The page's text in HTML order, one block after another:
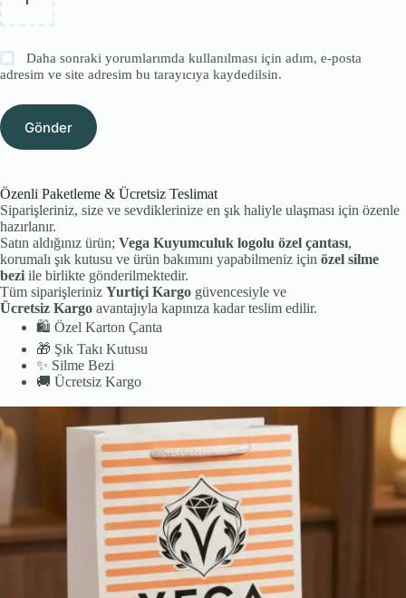
Daha sonraki yorumlarımda kullanılması için adım, e-posta
adresim ve site adresim bu tarayıcıya kaydedilsin.
Gönder
Özenli Paketleme & Ücretsiz Teslimat
Siparişleriniz, size ve sevdiklerinize en şık haliyle ulaşması için özenle
hazırlanır.
Satın aldığınız ürün; Vega Kuyumculuk logolu özel çantası,
korumalı şık kutusu ve ürün bakımını yapabilmeniz için özel silme
bezi ile birlikte gönderilmektedir.
Tüm siparişleriniz Yurtiçi Kargo güvencesiyle ve
Ücretsiz Kargo avantajıyla kapınıza kadar teslim edilir.
🛍️ Özel Karton Çanta
🎁 Şık Takı Kutusu
✨ Silme Bezi
🚚 Ücretsiz Kargo